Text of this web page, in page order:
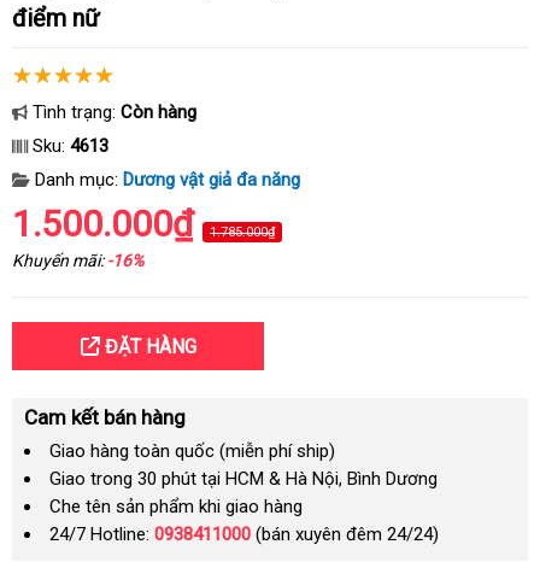
điểm nữ
Tình trạng: Còn hàng
Sku: 4613
Danh mục: Dương vật giả đa năng
1.500.000₫ 1.785.000₫
Khuyến mãi:-16%
ĐẶT HÀNG
Cam kết bán hàng
Giao hàng toàn quốc (miễn phí ship)
Giao trong 30 phút tại HCM & Hà Nội, Bình Dương
Che tên sản phẩm khi giao hàng
24/7 Hotline: 0938411000 (bán xuyên đêm 24/24)